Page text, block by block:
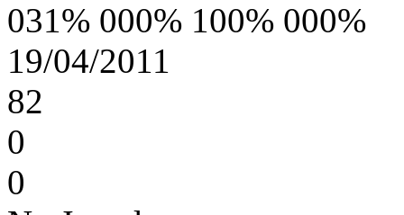
031% 000% 100% 000%
19/04/2011
82
0
0